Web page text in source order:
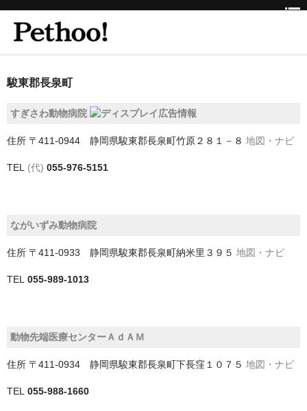
京都市
京都市以外
兵庫県
神戸市
神戸市以外
千葉県
駿東郡長泉町
すぎさわ動物病院
住所 〒411-0944 静岡県駿東郡長泉町竹原２８１－８ 地図・ナビ
TEL (代) 055-976-5151
ながいずみ動物病院
住所 〒411-0933 静岡県駿東郡長泉町納米里３９５ 地図・ナビ
TEL 055-989-1013
動物先端医療センターＡｄＡＭ
住所 〒411-0934 静岡県駿東郡長泉町下長窪１０７５ 地図・ナビ
TEL 055-988-1660